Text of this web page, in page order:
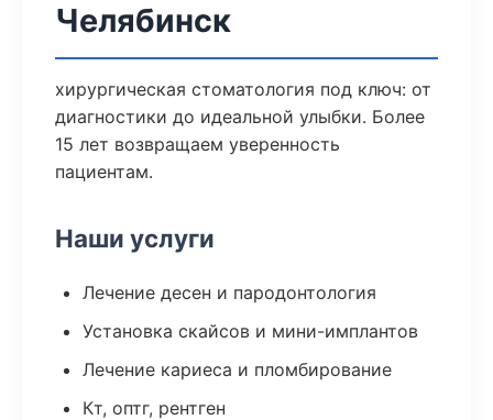
Челябинск
хирургическая стоматология под ключ: от
диагностики до идеальной улыбки. Более
15 лет возвращаем уверенность
пациентам.
Наши услуги
Лечение десен и пародонтология
Установка скайсов и мини-имплантов
Лечение кариеса и пломбирование
Кт, оптг, рентген